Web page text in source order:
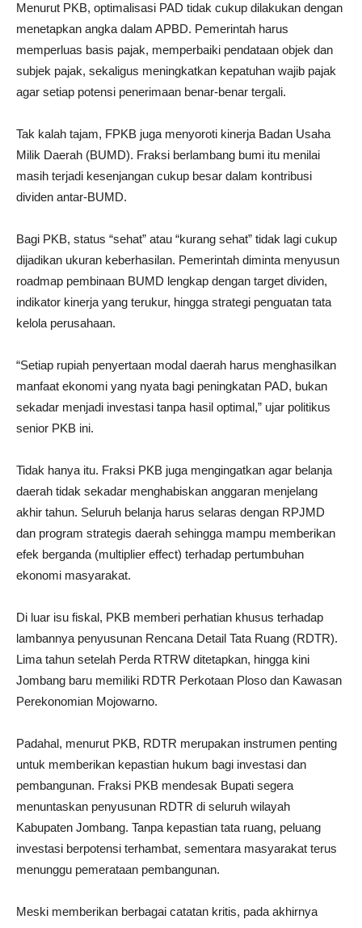
Menurut PKB, optimalisasi PAD tidak cukup dilakukan dengan
menetapkan angka dalam APBD. Pemerintah harus
memperluas basis pajak, memperbaiki pendataan objek dan
subjek pajak, sekaligus meningkatkan kepatuhan wajib pajak
agar setiap potensi penerimaan benar-benar tergali.
Tak kalah tajam, FPKB juga menyoroti kinerja Badan Usaha
Milik Daerah (BUMD). Fraksi berlambang bumi itu menilai
masih terjadi kesenjangan cukup besar dalam kontribusi
dividen antar-BUMD.
Bagi PKB, status “sehat” atau “kurang sehat” tidak lagi cukup
dijadikan ukuran keberhasilan. Pemerintah diminta menyusun
roadmap pembinaan BUMD lengkap dengan target dividen,
indikator kinerja yang terukur, hingga strategi penguatan tata
kelola perusahaan.
“Setiap rupiah penyertaan modal daerah harus menghasilkan
manfaat ekonomi yang nyata bagi peningkatan PAD, bukan
sekadar menjadi investasi tanpa hasil optimal,” ujar politikus
senior PKB ini.
Tidak hanya itu. Fraksi PKB juga mengingatkan agar belanja
daerah tidak sekadar menghabiskan anggaran menjelang
akhir tahun. Seluruh belanja harus selaras dengan RPJMD
dan program strategis daerah sehingga mampu memberikan
efek berganda (multiplier effect) terhadap pertumbuhan
ekonomi masyarakat.
Di luar isu fiskal, PKB memberi perhatian khusus terhadap
lambannya penyusunan Rencana Detail Tata Ruang (RDTR).
Lima tahun setelah Perda RTRW ditetapkan, hingga kini
Jombang baru memiliki RDTR Perkotaan Ploso dan Kawasan
Perekonomian Mojowarno.
Padahal, menurut PKB, RDTR merupakan instrumen penting
untuk memberikan kepastian hukum bagi investasi dan
pembangunan. Fraksi PKB mendesak Bupati segera
menuntaskan penyusunan RDTR di seluruh wilayah
Kabupaten Jombang. Tanpa kepastian tata ruang, peluang
investasi berpotensi terhambat, sementara masyarakat terus
menunggu pemerataan pembangunan.
Meski memberikan berbagai catatan kritis, pada akhirnya